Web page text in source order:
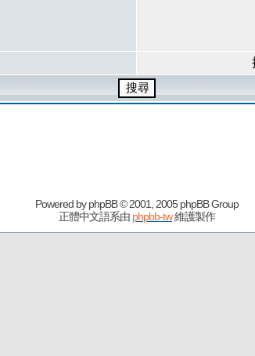
Powered byphpBB© 2001, 2005 phpBB Group
正體中文語系由 phpbb-tw維護製作